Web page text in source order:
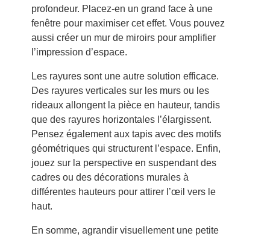
profondeur. Placez-en un grand face à une
fenêtre pour maximiser cet effet. Vous pouvez
aussi créer un mur de miroirs pour amplifier
l’impression d’espace.
Les rayures sont une autre solution efficace.
Des rayures verticales sur les murs ou les
rideaux allongent la pièce en hauteur, tandis
que des rayures horizontales l’élargissent.
Pensez également aux tapis avec des motifs
géométriques qui structurent l’espace. Enfin,
jouez sur la perspective en suspendant des
cadres ou des décorations murales à
différentes hauteurs pour attirer l’œil vers le
haut.
En somme, agrandir visuellement une petite